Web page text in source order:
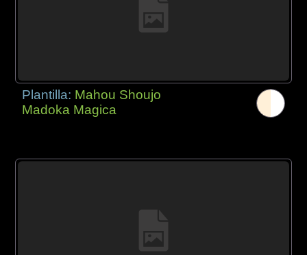
Plantilla: Mahou Shoujo
Madoka Magica